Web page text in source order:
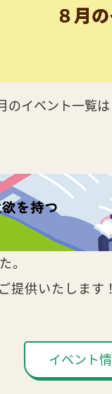
のイベント一覧
。
提供いたします！
イベント